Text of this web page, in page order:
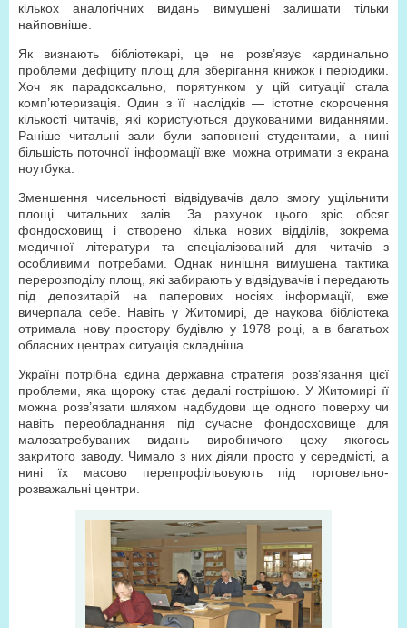
кількох аналогічних видань вимушені залишати тільки
найповніше.
Як визнають бібліотекарі, це не розв’язує кардинально
проблеми дефіциту площ для зберігання книжок і періодики.
Хоч як парадоксально, порятунком у цій ситуації стала
комп’ютеризація. Один з її наслідків — істотне скорочення
кількості читачів, які користуються друкованими виданнями.
Раніше читальні зали були заповнені студентами, а нині
більшість поточної інформації вже можна отримати з екрана
ноутбука.
Зменшення чисельності відвідувачів дало змогу ущільнити
площі читальних залів. За рахунок цього зріс обсяг
фондосховищ і створено кілька нових відділів, зокрема
медичної літератури та спеціалізований для читачів з
особливими потребами. Однак нинішня вимушена тактика
перерозподілу площ, які забирають у відвідувачів і передають
під депозитарій на паперових носіях інформації, вже
вичерпала себе. Навіть у Житомирі, де наукова бібліотека
отримала нову простору будівлю у 1978 році, а в багатьох
обласних центрах ситуація складніша.
Україні потрібна єдина державна стратегія розв’язання цієї
проблеми, яка щороку стає дедалі гострішою. У Житомирі її
можна розв’язати шляхом надбудови ще одного поверху чи
навіть переобладнання під сучасне фондосховище для
малозатребуваних видань виробничого цеху якогось
закритого заводу. Чимало з них діяли просто у середмісті, а
нині їх масово перепрофільовують під торговельно-
розважальні центри.